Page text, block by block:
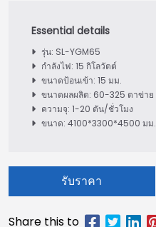
รุ่น: SL-YGM65
กำลังไฟ: 15 กิโลวัตต์
ขนาดป้อนเข้า: 15 มม.
ขนาดผลผลิต: 60-325 ตาข่าย
ความจุ: 1-20 ตัน/ชั่วโมง
ขนาด: 4100*3300*4500 มม.
รับราคา